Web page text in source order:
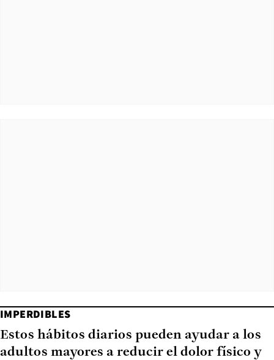
IMPERDIBLES
Estos hábitos diarios pueden ayudar a los
adultos mayores a reducir el dolor físico y